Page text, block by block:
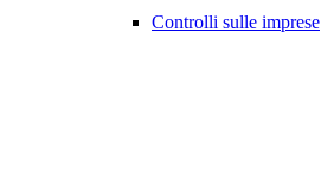
Controlli sulle imprese